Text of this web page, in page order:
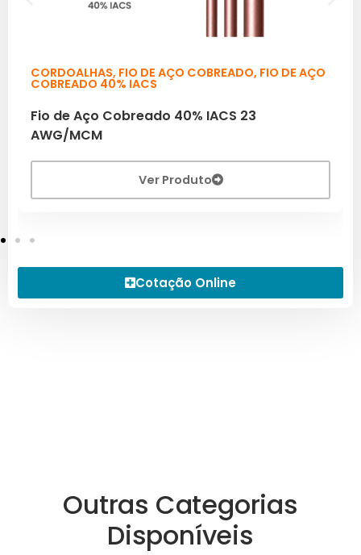
CORDOALHAS, FIO DE AÇO COBREADO, FIO DE AÇO
COBREADO 40% IACS
Fio de Aço Cobreado 40% IACS 23
AWG/MCM
Ver Produto
Cotação Online
Outras Categorias
Disponíveis